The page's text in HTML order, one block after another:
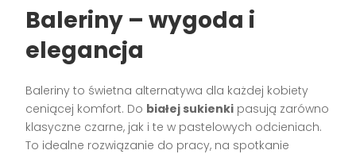
Baleriny – wygoda i
elegancja
Baleriny to świetna alternatywa dla każdej kobiety
ceniącej komfort. Do białej sukienki pasują zarówno
klasyczne czarne, jak i te w pastelowych odcieniach.
To idealne rozwiązanie do pracy, na spotkanie